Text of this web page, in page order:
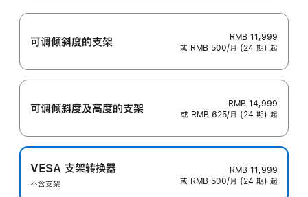
可调倾斜度的支架
RMB 11,999
或 RMB 500/月 (24 期) 起
可调倾斜度及高‍度的支‍架
RMB 14,999
或 RMB 625/月 (24 期) 起
VESA 支架转换器
不含支架
RMB 11,999
或 RMB 500/月 (24 期) 起